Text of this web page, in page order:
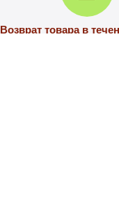
Возврат товара в